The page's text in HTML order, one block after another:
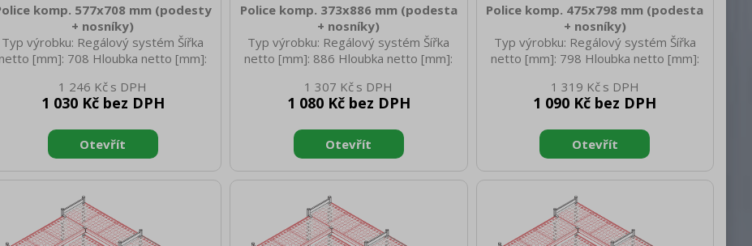
komp. 577x708 mm (podesty
+ nosníky)
Typ výrobku: Regálový systém Šířka
netto [mm]: 708 Hloubka netto [mm]:
netto [kg]: 3.00 Šířka brutto [mm]: 708
Hloubka brutto [mm]: 577 Výška brutto
Materiál: ABS plast
1 246 Kč
1 030 Kč bez DPH
Police komp. 373x886 mm (podesta
+ nosníky)
Typ výrobku: Regálový systém Šířka
netto [mm]: 886 Hloubka netto [mm]:
netto [kg]: 2.80 Šířka brutto [mm]: 886
Hloubka brutto [mm]: 373 Výška brutto
Materiál: ABS plast
1 307 Kč
1 080 Kč bez DPH
Police komp. 475x798 mm (podesta
+ nosníky)
Typ výrobku: Regálový systém Šířka
netto [mm]: 798 Hloubka netto [mm]:
netto [kg]: 3.00 Šířka brutto [mm]: 798
Hloubka brutto [mm]: 475 Výška brutto
Materiál: ABS plast
1 319 Kč
1 090 Kč bez DPH